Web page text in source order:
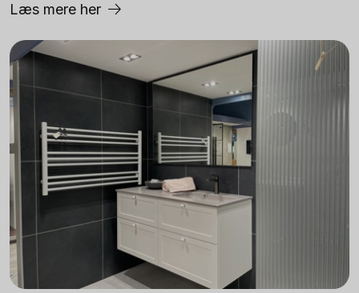
Læs mere her